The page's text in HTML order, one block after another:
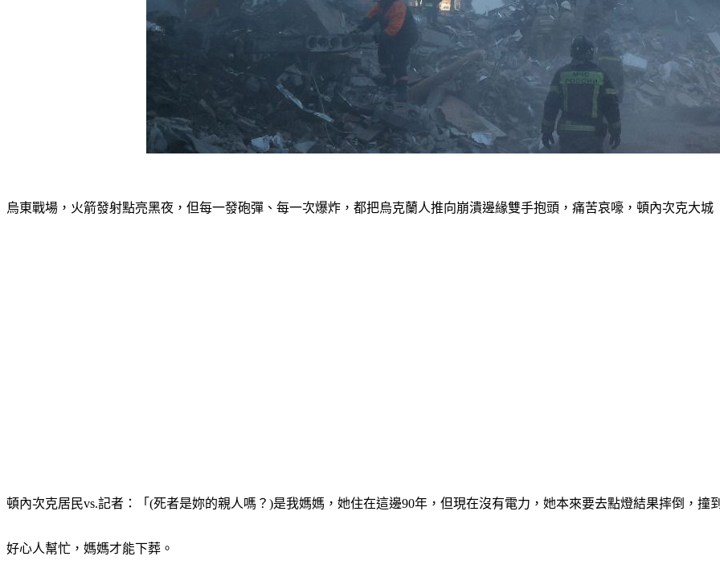
烏東戰場，火箭發射點亮黑夜，但每一發砲彈、每一次爆炸，都把烏克蘭人推向崩潰邊緣雙手抱頭，痛苦哀嚎，頓內次克大城
頓內次克居民vs.記者：「(死者是妳的親人嗎？)是我媽媽，她住在這邊90年，但現在沒有電力，她本來要去點燈結果摔倒，撞
好心人幫忙，媽媽才能下葬。